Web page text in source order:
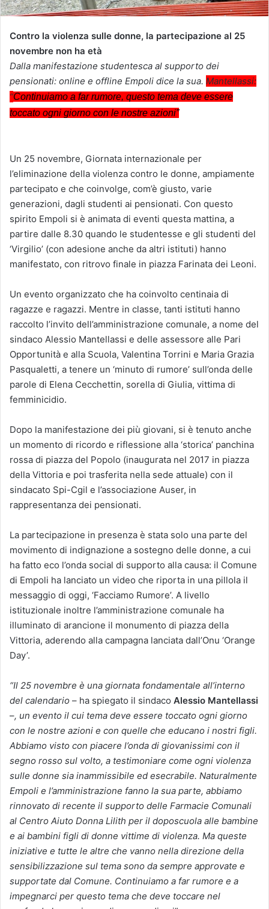
Contro la violenza sulle donne, la partecipazione al 25
novembre non ha età
Dalla manifestazione studentesca al supporto dei
pensionati: online e offline Empoli dice la sua. Mantellassi:
“Continuiamo a far rumore, questo tema deve essere
toccato ogni giorno con le nostre azioni”
Un 25 novembre, Giornata internazionale per
l’eliminazione della violenza contro le donne, ampiamente
partecipato e che coinvolge, com’è giusto, varie
generazioni, dagli studenti ai pensionati. Con questo
spirito Empoli si è animata di eventi questa mattina, a
partire dalle 8.30 quando le studentesse e gli studenti del
‘Virgilio’ (con adesione anche da altri istituti) hanno
manifestato, con ritrovo finale in piazza Farinata dei Leoni.
Un evento organizzato che ha coinvolto centinaia di
ragazze e ragazzi. Mentre in classe, tanti istituti hanno
raccolto l’invito dell’amministrazione comunale, a nome del
sindaco Alessio Mantellassi e delle assessore alle Pari
Opportunità e alla Scuola, Valentina Torrini e Maria Grazia
Pasqualetti, a tenere un ‘minuto di rumore’ sull’onda delle
parole di Elena Cecchettin, sorella di Giulia, vittima di
femminicidio.
Dopo la manifestazione dei più giovani, si è tenuto anche
un momento di ricordo e riflessione alla ‘storica’ panchina
rossa di piazza del Popolo (inaugurata nel 2017 in piazza
della Vittoria e poi trasferita nella sede attuale) con il
sindacato Spi-Cgil e l’associazione Auser, in
rappresentanza dei pensionati.
La partecipazione in presenza è stata solo una parte del
movimento di indignazione a sostegno delle donne, a cui
ha fatto eco l’onda social di supporto alla causa: il Comune
di Empoli ha lanciato un video che riporta in una pillola il
messaggio di oggi, ‘Facciamo Rumore’. A livello
istituzionale inoltre l’amministrazione comunale ha
illuminato di arancione il monumento di piazza della
Vittoria, aderendo alla campagna lanciata dall’Onu ‘Orange
Day’.
“Il 25 novembre è una giornata fondamentale all’interno
del calendario – ha spiegato il sindaco Alessio Mantellassi
–, un evento il cui tema deve essere toccato ogni giorno
con le nostre azioni e con quelle che educano i nostri figli.
Abbiamo visto con piacere l’onda di giovanissimi con il
segno rosso sul volto, a testimoniare come ogni violenza
sulle donne sia inammissibile ed esecrabile. Naturalmente
Empoli e l’amministrazione fanno la sua parte, abbiamo
rinnovato di recente il supporto delle Farmacie Comunali
al Centro Aiuto Donna Lilith per il doposcuola alle bambine
e ai bambini figli di donne vittime di violenza. Ma queste
iniziative e tutte le altre che vanno nella direzione della
sensibilizzazione sul tema sono da sempre approvate e
supportate dal Comune. Continuiamo a far rumore e a
impegnarci per questo tema che deve toccare nel